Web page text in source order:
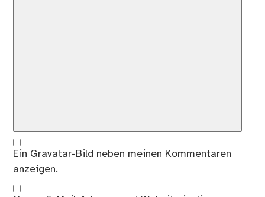
Ein Gravatar-Bild neben meinen Kommentaren
anzeigen.